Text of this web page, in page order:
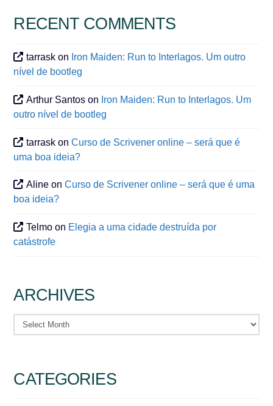
RECENT COMMENTS
tarrask on Iron Maiden: Run to Interlagos. Um outro
nível de bootleg
Arthur Santos on Iron Maiden: Run to Interlagos. Um
outro nível de bootleg
tarrask onCurso de Scrivener online – será que é
uma boa ideia?
Aline onCurso de Scrivener online – será que é uma
boa ideia?
Telmo on Elegia a uma cidade destruída por
catástrofe
ARCHIVES
Archives
CATEGORIES